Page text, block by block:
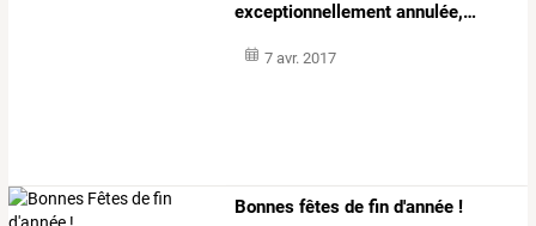
exceptionnellement annulée,…
7 avr. 2017
Bonnes fêtes de fin d'année !